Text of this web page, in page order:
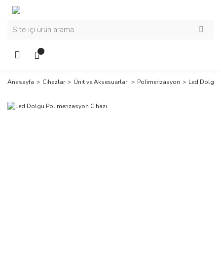
Anasayfa Cihazlar Ünit ve Aksesuarları Polimerizasyon Led Dolgu